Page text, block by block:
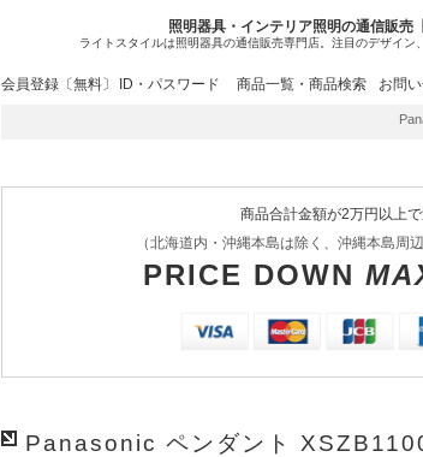
照明器具・インテリア照明の通信販売
ライトスタイルは照明器具の通信販売専門店。注目のデザイン
会員登録〔無料〕 ID・パスワード 商品一覧・商品検索 お問
商品合計金額が2万円以上
（北海道内・沖縄本島は除く、沖縄本島周
PRICE DOWN
Panasonic ペンダント